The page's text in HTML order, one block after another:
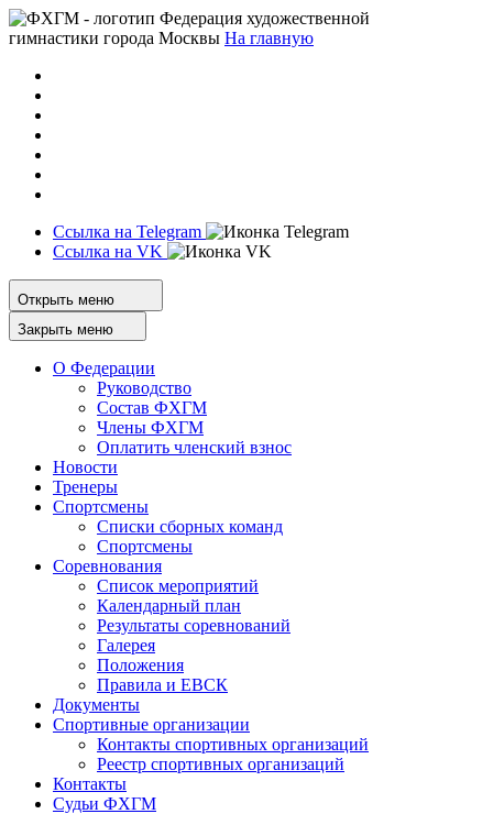
Федерация художественной
гимнастики города Москвы На главную
Ссылка на Telegram
Ссылка на VK
Открыть меню
Закрыть меню
О Федерации
Руководство
Состав ФХГМ
Члены ФХГМ
Оплатить членский взнос
Новости
Тренеры
Спортсмены
Списки сборных команд
Спортсмены
Соревнования
Список мероприятий
Календарный план
Результаты соревнований
Галерея
Положения
Правила и ЕВСК
Документы
Спортивные организации
Контакты спортивных организаций
Реестр спортивных организаций
Контакты
Судьи ФХГМ